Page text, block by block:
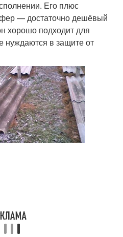
Его плюс
— достаточно дешёвый
хорошо подходит для
нуждаются в защите от